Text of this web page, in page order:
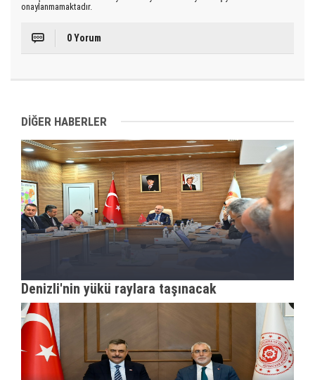
onaylanmamaktadır.
0 Yorum
DİĞER HABERLER
Denizli'nin yükü raylara taşınacak